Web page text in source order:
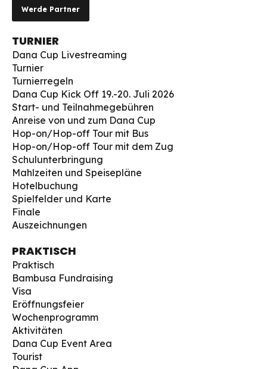
Werde Partner
TURNIER
Dana Cup Livestreaming
Turnier
Turnierregeln
Dana Cup Kick Off 19.-20. Juli 2026
Start- und Teilnahmegebühren
Anreise von und zum Dana Cup
Hop-on/Hop-off Tour mit Bus
Hop-on/Hop-off Tour mit dem Zug
Schulunterbringung
Mahlzeiten und Speisepläne
Hotelbuchung
Spielfelder und Karte
Finale
Auszeichnungen
PRAKTISCH
Praktisch
Bambusa Fundraising
Visa
Eröffnungsfeier
Wochenprogramm
Aktivitäten
Dana Cup Event Area
Tourist